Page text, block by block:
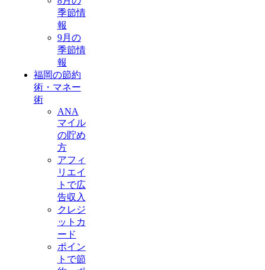
季節情
報
9月の
季節情
報
福岡の節約
術・マネー
術
ANA
マイル
の貯め
方
アフィ
リエイ
トで広
告収入
クレジ
ットカ
ード
ポイン
トで節